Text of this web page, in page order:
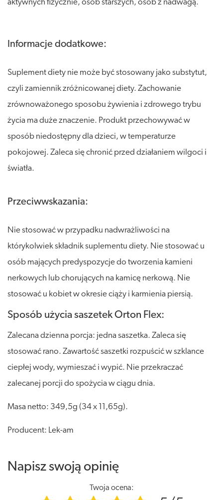
aktywnych fizycznie, osób starszych, osób z nadwagą.
Informacje dodatkowe:
Suplement diety nie może być stosowany jako substytut,
czyli zamiennik zróżnicowanej diety. Zachowanie
zrównoważonego sposobu żywienia i zdrowego trybu
życia ma duże znaczenie. Produkt przechowywać w
sposób niedostępny dla dzieci, w temperaturze
pokojowej. Zaleca się chronić przed działaniem wilgoci i
światła.
Przeciwwskazania:
Nie stosować w przypadku nadwrażliwości na
którykolwiek składnik suplementu diety. Nie stosować u
osób mających predyspozycje do tworzenia kamieni
nerkowych lub chorujących na kamicę nerkową. Nie
stosować u kobiet w okresie ciąży i karmienia piersią.
Sposób użycia saszetek Orton Flex:
Zalecana dzienna porcja: jedna saszetka. Zaleca się
stosować rano. Zawartość saszetki rozpuścić w szklance
ciepłej wody, wymieszać i wypić. Nie przekraczać
zalecanej porcji do spożycia w ciągu dnia.
Masa netto: 349,5g (34 x 11,65g).
Producent: Lek-am
Napisz swoją opinię
Twoja ocena: